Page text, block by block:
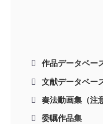
作品データベー
文献データベー
奏法動画集（注
委嘱作品集